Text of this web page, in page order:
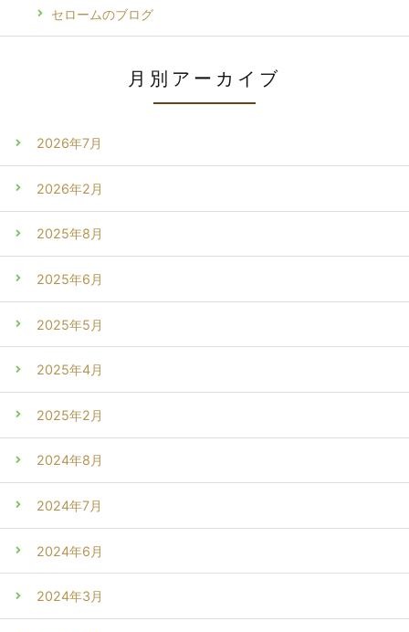
セロームのブログ
月別アーカイブ
2026年7月
2026年2月
2025年8月
2025年6月
2025年5月
2025年4月
2025年2月
2024年8月
2024年7月
2024年6月
2024年3月